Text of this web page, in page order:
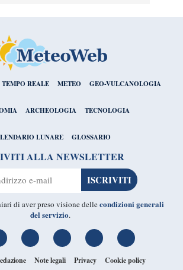
REALE METEO GEO-VULCANOLOGIA
ARCHEOLOGIA TECNOLOGIA
LUNARE GLOSSARIO
ALLA NEWSLETTER
di aver preso visione dellecondizioni generali
del servizio.
Note legali Privacy Cookie policy